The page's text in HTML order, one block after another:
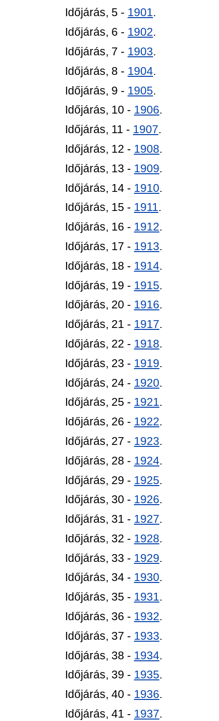
Időjárás, 5 - 1901.
Időjárás, 6 - 1902.
Időjárás, 7 - 1903.
Időjárás, 8 - 1904.
Időjárás, 9 - 1905.
Időjárás, 10 - 1906.
Időjárás, 11 - 1907.
Időjárás, 12 - 1908.
Időjárás, 13 - 1909.
Időjárás, 14 - 1910.
Időjárás, 15 - 1911.
Időjárás, 16 - 1912.
Időjárás, 17 - 1913.
Időjárás, 18 - 1914.
Időjárás, 19 - 1915.
Időjárás, 20 - 1916.
Időjárás, 21 - 1917.
Időjárás, 22 - 1918.
Időjárás, 23 - 1919.
Időjárás, 24 - 1920.
Időjárás, 25 - 1921.
Időjárás, 26 - 1922.
Időjárás, 27 - 1923.
Időjárás, 28 - 1924.
Időjárás, 29 - 1925.
Időjárás, 30 - 1926.
Időjárás, 31 - 1927.
Időjárás, 32 - 1928.
Időjárás, 33 - 1929.
Időjárás, 34 - 1930.
Időjárás, 35 - 1931.
Időjárás, 36 - 1932.
Időjárás, 37 - 1933.
Időjárás, 38 - 1934.
Időjárás, 39 - 1935.
Időjárás, 40 - 1936.
Időjárás, 41 - 1937.